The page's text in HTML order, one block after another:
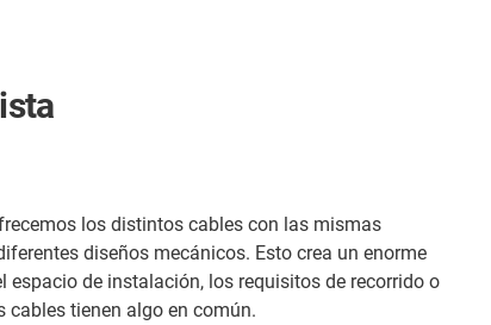
los distintos cables con las mismas
diseños mecánicos. Esto crea un enorme
espacio de instalación, los requisitos de recorrido o
cables tienen algo en común.